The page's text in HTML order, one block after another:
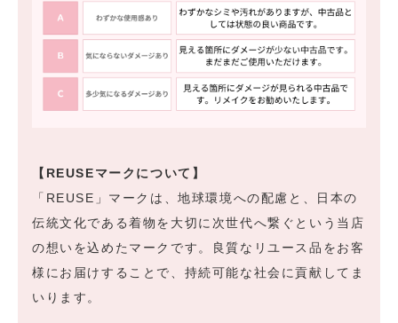
【REUSEマークについて】
「REUSE」マークは、地球環境への配慮と、日本の
伝統文化である着物を大切に次世代へ繋ぐという当店
の想いを込めたマークです。良質なリユース品をお客
様にお届けすることで、持続可能な社会に貢献してま
いります。